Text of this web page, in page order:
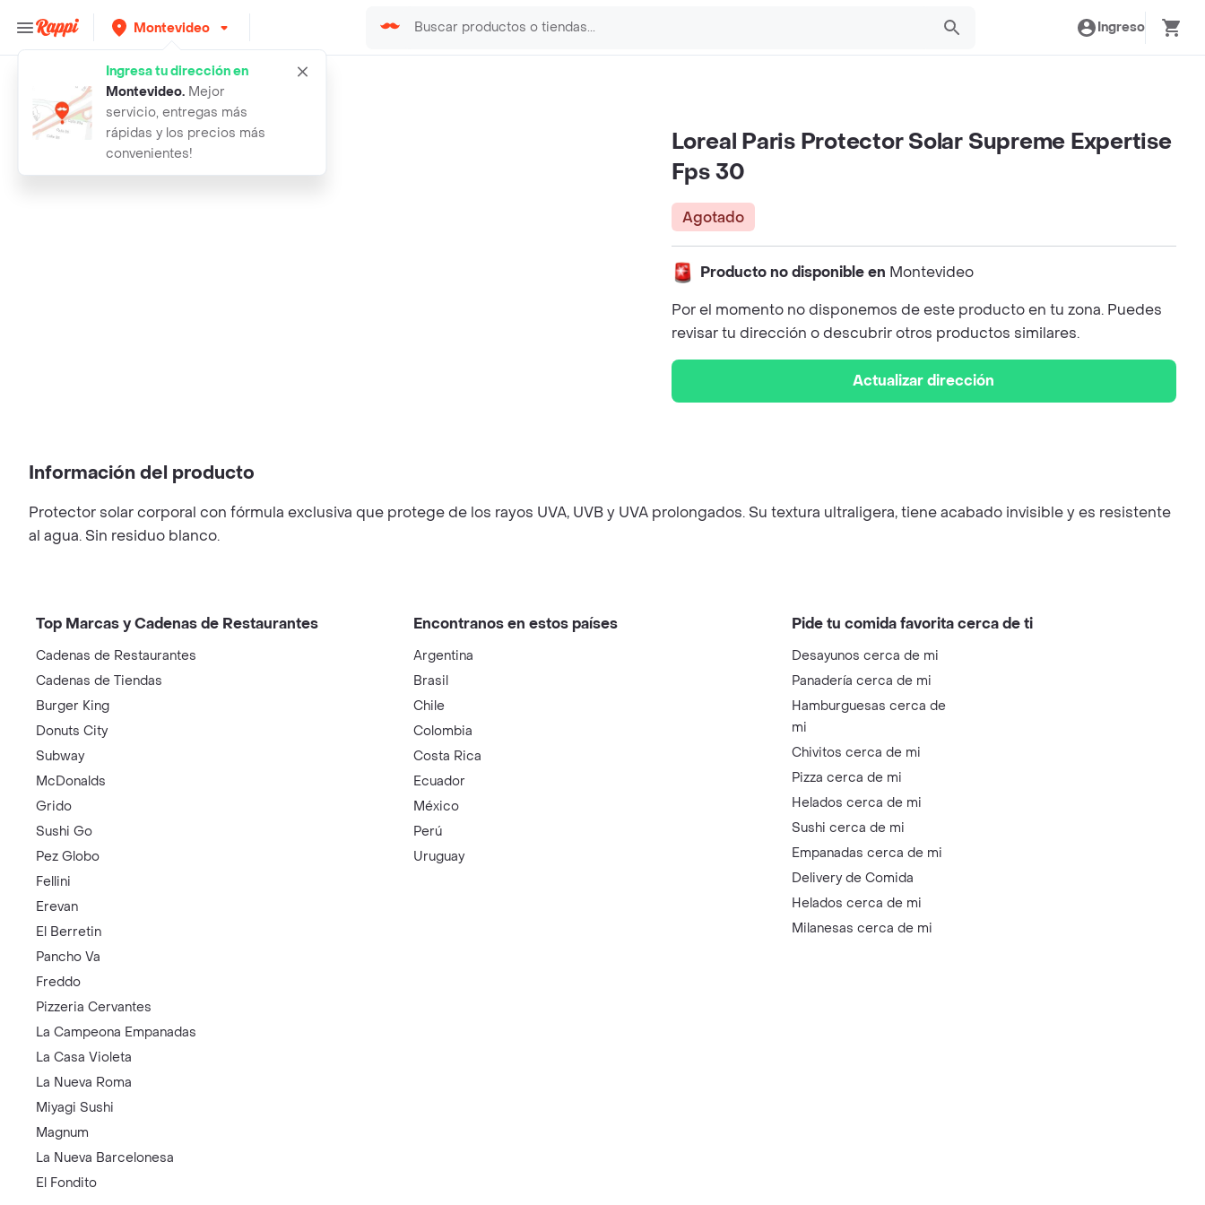
Montevideo
Ingresa tu dirección en
Montevideo. Mejor
servicio, entregas más
rápidas y los precios más
convenientes!
Ingreso
loreal paris protector solar suprem
Loreal Paris Protector Solar Supreme Expertise
Fps 30
Agotado
Producto no disponible en Montevideo
Por el momento no disponemos de este producto en tu zona. Puedes
revisar tu dirección o descubrir otros productos similares.
Actualizar dirección
Información del producto
Protector solar corporal con fórmula exclusiva que protege de los rayos UVA, UVB y UVA prolongados. Su textura ultraligera, tiene acabado invisible y es resistente
al agua. Sin residuo blanco.
Top Marcas y Cadenas de Restaurantes
Cadenas de Restaurantes
Cadenas de Tiendas
Burger King
Donuts City
Subway
McDonalds
Grido
Sushi Go
Pez Globo
Fellini
Erevan
El Berretin
Pancho Va
Freddo
Pizzeria Cervantes
La Campeona Empanadas
La Casa Violeta
La Nueva Roma
Miyagi Sushi
Magnum
La Nueva Barcelonesa
El Fondito
Encontranos en estos países
Argentina
Brasil
Chile
Colombia
Costa Rica
Ecuador
México
Perú
Uruguay
Pide tu comida favorita cerca de ti
Desayunos cerca de mi
Panadería cerca de mi
Hamburguesas cerca de
mi
Chivitos cerca de mi
Pizza cerca de mi
Helados cerca de mi
Sushi cerca de mi
Empanadas cerca de mi
Delivery de Comida
Helados cerca de mi
Milanesas cerca de mi